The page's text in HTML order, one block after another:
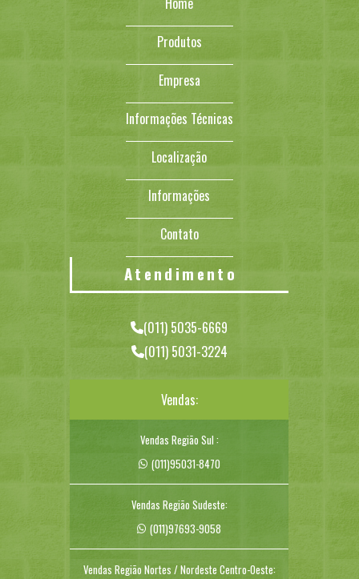
Produtos
Empresa
Informações Técnicas
Localização
Informações
Contato
Atendimento
(011) 5035-6669
(011) 5031-3224
Vendas:
Vendas Região Sul :
(011)95031-8470
Vendas Região Sudeste:
(011)97693-9058
Vendas Região Nortes / Nordeste Centro-Oeste: